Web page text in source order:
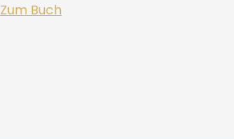
Zum Buch